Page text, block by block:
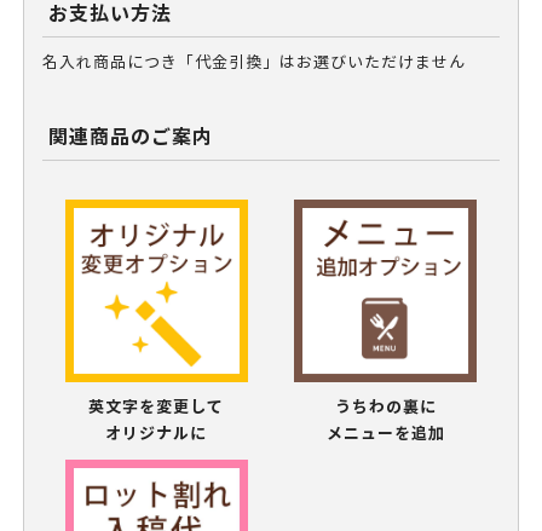
お支払い方法
名入れ商品につき「代金引換」はお選びいただけません
関連商品のご案内
英文字を変更して
オリジナルに
うちわの裏に
メニューを追加